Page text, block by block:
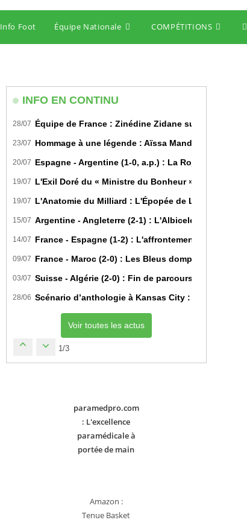
Info Foot Équipe Nationale COMPÉTITIONS
INFO EN CONTINU
28/07 Équipe de France : Zinédine Zidane succède
23/07 Hommage à une légende : Aïssa Mandi tire sa
20/07 Espagne - Argentine (1-0, a.p.) : La Roja sur le
19/07 L'Exil Doré du « Ministre du Bonheur » : Dans les
19/07 L'Anatomie du Milliard : L'Épopée de Lamine
15/07 Argentine - Angleterre (2-1) : L'Albiceleste
14/07 France - Espagne (1-2) : L'affrontement tactique
09/07 France - Maroc (2-0) : Les Bleus domptent les
03/07 Suisse - Algérie (2-0) : Fin de parcours pour les
28/06 Scénario d’anthologie à Kansas City : L’Algérie
Voir toutes les actus
1/3
paramedpro.com
: L'excellence
paramédicale à
portée de main
Amazon :
Tenue Basket